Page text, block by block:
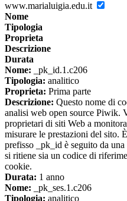
www.marialuigia.edu.it
Nome
Tipologia
Proprieta
Descrizione
Durata
Nome: _pk_id.1.c206
Tipologia: analitico
Proprieta: Prima parte
Descrizione: Questo nome di
analisi web open source Piwik.
proprietari di siti Web a
misurare le prestazioni del sito.
prefisso _pk_id è seguito da
si ritiene sia un codice di
cookie.
Durata: 1 anno
Nome: _pk_ses.1.c206
Tipologia: analitico